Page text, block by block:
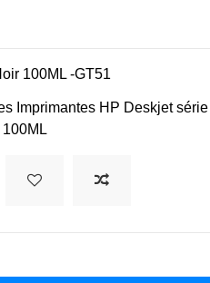
100ML -GT51
Imprimantes HP Deskjet série